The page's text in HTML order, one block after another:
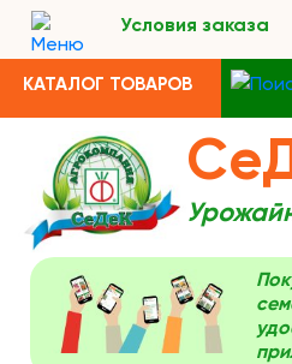
Условия заказа
КАТАЛОГ ТОВАРОВ